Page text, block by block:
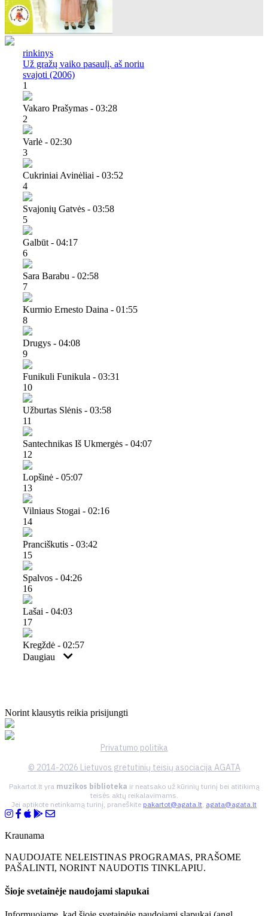
rinkinys
Už gražų vaiko pasaulį. aš noriu
svajoti (2006)
1
Vakaro Prašymas - 03:28
2
Varlė - 02:30
3
Cukriniai Avinėliai - 03:52
4
Svajonių Gatvės - 03:58
5
Galbūt - 04:17
6
Sara Barabu - 02:58
7
Kurmio Ernesto Daina - 01:55
8
Drugys - 04:08
9
Funikuli Funikula - 03:31
10
Užburtas Slėnis - 03:58
11
Santechnikas Iš Ukmergės - 04:07
12
Lopšinė - 05:07
13
Vilniaus Stogai - 02:16
14
Pranciškutis - 03:42
15
Spalvos - 04:26
16
Lašai - 04:03
17
Kregždė - 02:57
Daugiau
Norint klausytis reikia prisijungti
Privatumo politika
© 2014-2026 Lietuvos gretutinių teisių asociacija AGATA
Pakartot.lt yra muzikos biblioteka ir neatsako už kūrinių turinį bei atitikimą
teisės aktų reikalavimams.
Jei aptikote netinkamą turinį, praneškite pakartot@agata.lt agata@agata.lt
Kraunama
NAUDOJATE NELEISTINAS PROGRAMAS, PRAŠOME
PAŠALINTI, NORINT NAUDOTIS TINKLAPIU.
Šioje svetainėje naudojami slapukai